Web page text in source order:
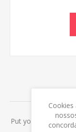
Put your login /